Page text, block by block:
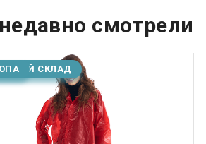
смотрели
СКЛАД